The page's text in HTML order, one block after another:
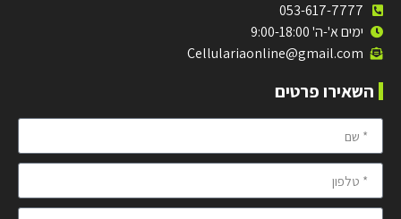
053-617-7777
ימים א'-ה' 9:00-18:00
Cellulariaonline@gmail.com
השאירו פרטים